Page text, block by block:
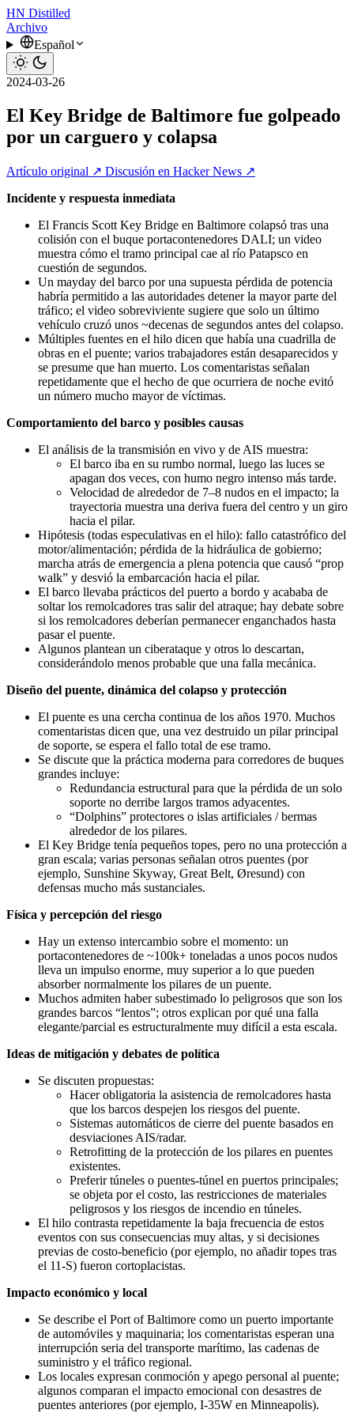
HN Distilled
Archivo
Español
2024-03-26
El Key Bridge de Baltimore fue golpeado
por un carguero y colapsa
Artículo original ↗ Discusión en Hacker News ↗
Incidente y respuesta inmediata
El Francis Scott Key Bridge en Baltimore colapsó tras una
colisión con el buque portacontenedores DALI; un video
muestra cómo el tramo principal cae al río Patapsco en
cuestión de segundos.
Un mayday del barco por una supuesta pérdida de potencia
habría permitido a las autoridades detener la mayor parte del
tráfico; el video sobreviviente sugiere que solo un último
vehículo cruzó unos ~decenas de segundos antes del colapso.
Múltiples fuentes en el hilo dicen que había una cuadrilla de
obras en el puente; varios trabajadores están desaparecidos y
se presume que han muerto. Los comentaristas señalan
repetidamente que el hecho de que ocurriera de noche evitó
un número mucho mayor de víctimas.
Comportamiento del barco y posibles causas
El análisis de la transmisión en vivo y de AIS muestra:
El barco iba en su rumbo normal, luego las luces se
apagan dos veces, con humo negro intenso más tarde.
Velocidad de alrededor de 7–8 nudos en el impacto; la
trayectoria muestra una deriva fuera del centro y un giro
hacia el pilar.
Hipótesis (todas especulativas en el hilo): fallo catastrófico del
motor/alimentación; pérdida de la hidráulica de gobierno;
marcha atrás de emergencia a plena potencia que causó “prop
walk” y desvió la embarcación hacia el pilar.
El barco llevaba prácticos del puerto a bordo y acababa de
soltar los remolcadores tras salir del atraque; hay debate sobre
si los remolcadores deberían permanecer enganchados hasta
pasar el puente.
Algunos plantean un ciberataque y otros lo descartan,
considerándolo menos probable que una falla mecánica.
Diseño del puente, dinámica del colapso y protección
El puente es una cercha continua de los años 1970. Muchos
comentaristas dicen que, una vez destruido un pilar principal
de soporte, se espera el fallo total de ese tramo.
Se discute que la práctica moderna para corredores de buques
grandes incluye:
Redundancia estructural para que la pérdida de un solo
soporte no derribe largos tramos adyacentes.
“Dolphins” protectores o islas artificiales / bermas
alrededor de los pilares.
El Key Bridge tenía pequeños topes, pero no una protección a
gran escala; varias personas señalan otros puentes (por
ejemplo, Sunshine Skyway, Great Belt, Øresund) con
defensas mucho más sustanciales.
Física y percepción del riesgo
Hay un extenso intercambio sobre el momento: un
portacontenedores de ~100k+ toneladas a unos pocos nudos
lleva un impulso enorme, muy superior a lo que pueden
absorber normalmente los pilares de un puente.
Muchos admiten haber subestimado lo peligrosos que son los
grandes barcos “lentos”; otros explican por qué una falla
elegante/parcial es estructuralmente muy difícil a esta escala.
Ideas de mitigación y debates de política
Se discuten propuestas:
Hacer obligatoria la asistencia de remolcadores hasta
que los barcos despejen los riesgos del puente.
Sistemas automáticos de cierre del puente basados en
desviaciones AIS/radar.
Retrofitting de la protección de los pilares en puentes
existentes.
Preferir túneles o puentes-túnel en puertos principales;
se objeta por el costo, las restricciones de materiales
peligrosos y los riesgos de incendio en túneles.
El hilo contrasta repetidamente la baja frecuencia de estos
eventos con sus consecuencias muy altas, y si decisiones
previas de costo-beneficio (por ejemplo, no añadir topes tras
el 11-S) fueron cortoplacistas.
Impacto económico y local
Se describe el Port of Baltimore como un puerto importante
de automóviles y maquinaria; los comentaristas esperan una
interrupción seria del transporte marítimo, las cadenas de
suministro y el tráfico regional.
Los locales expresan conmoción y apego personal al puente;
algunos comparan el impacto emocional con desastres de
puentes anteriores (por ejemplo, I-35W en Minneapolis).